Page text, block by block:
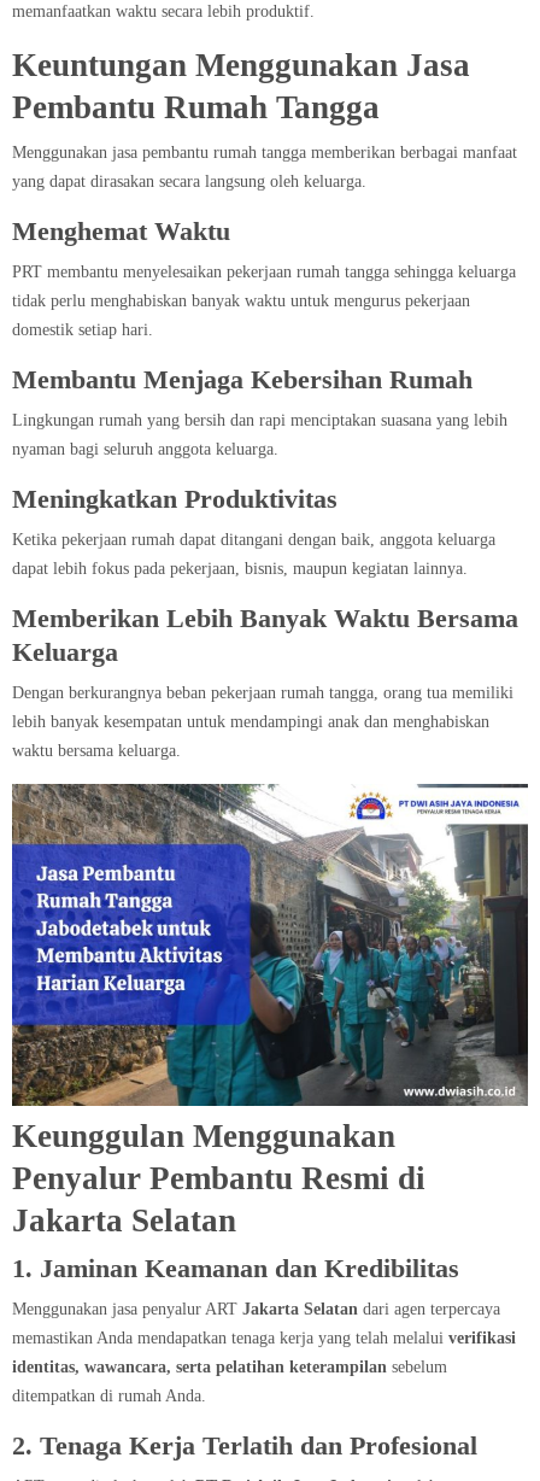
memanfaatkan waktu secara lebih produktif.
Keuntungan Menggunakan Jasa
Pembantu Rumah Tangga
Menggunakan jasa pembantu rumah tangga memberikan berbagai manfaat
yang dapat dirasakan secara langsung oleh keluarga.
Menghemat Waktu
PRT membantu menyelesaikan pekerjaan rumah tangga sehingga keluarga
tidak perlu menghabiskan banyak waktu untuk mengurus pekerjaan
domestik setiap hari.
Membantu Menjaga Kebersihan Rumah
Lingkungan rumah yang bersih dan rapi menciptakan suasana yang lebih
nyaman bagi seluruh anggota keluarga.
Meningkatkan Produktivitas
Ketika pekerjaan rumah dapat ditangani dengan baik, anggota keluarga
dapat lebih fokus pada pekerjaan, bisnis, maupun kegiatan lainnya.
Memberikan Lebih Banyak Waktu Bersama
Keluarga
Dengan berkurangnya beban pekerjaan rumah tangga, orang tua memiliki
lebih banyak kesempatan untuk mendampingi anak dan menghabiskan
waktu bersama keluarga.
Keunggulan Menggunakan
Penyalur Pembantu Resmi di
Jakarta Selatan​
1. Jaminan Keamanan dan Kredibilitas
Menggunakan jasa penyalur ART Jakarta Selatan dari agen terpercaya
memastikan Anda mendapatkan tenaga kerja yang telah melalui verifikasi
identitas, wawancara, serta pelatihan keterampilan sebelum
ditempatkan di rumah Anda.
2. Tenaga Kerja Terlatih dan Profesional